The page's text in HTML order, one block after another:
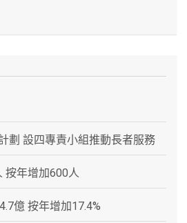
劃 設四專責小組推動長者服務
按年增加600人
億 按年增加17.4%